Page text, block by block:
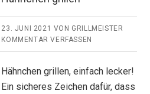
23. JUNI 2021 VON GRILLMEISTER
KOMMENTAR VERFASSEN
Hähnchen grillen, einfach lecker!
Ein sicheres Zeichen dafür, dass